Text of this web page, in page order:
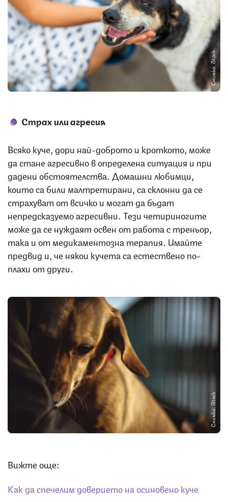
Снимка: iStock
Страх или агресия
Всяко куче, дори най-доброто и кроткото, може
да стане агресивно в определена ситуация и при
дадени обстоятелства. Домашни любимци,
които са били малтретирани, са склонни да се
страхуват от всичко и могат да бъдат
непредсказуемо агресивни. Тези четириногите
може да се нуждаят освен от работа с треньор,
така и от медикаментозна терапия. Имайте
предвид и, че някои кучета са естествено по-
плахи от други.
Снимка: iStock
Вижте още:
Как да спечелим доверието на осиновено куче